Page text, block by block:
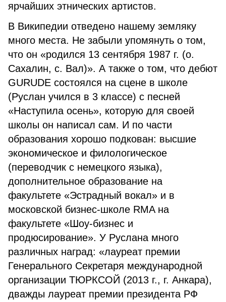
ярчайших этнических артистов.
В Википедии отведено нашему земляку
много места. Не забыли упомянуть о том,
что он «родился 13 сентября 1987 г. (о.
Сахалин, с. Вал)». А также о том, что дебют
GURUDE состоялся на сцене в школе
(Руслан учился в 3 классе) с песней
«Наступила осень», которую для своей
школы он написал сам. И по части
образования хорошо подкован: высшие
экономическое и филологическое
(переводчик с немецкого языка),
дополнительное образование на
факультете «Эстрадный вокал» и в
московской бизнес-школе RMA на
факультете «Шоу-бизнес и
продюсирование». У Руслана много
различных наград: «лауреат премии
Генерального Секретаря международной
организации ТЮРКСОЙ (2013 г., г. Анкара),
дважды лауреат премии президента РФ